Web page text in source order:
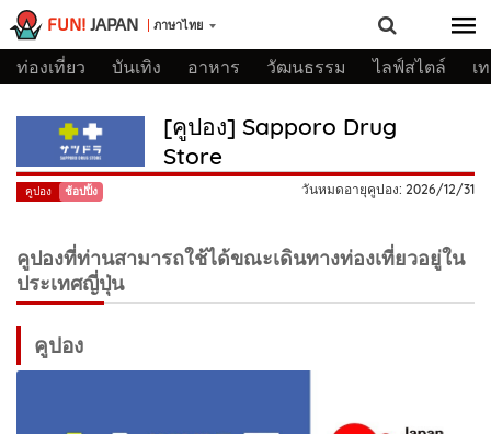
FUN! JAPAN ภาษาไทย
ท่องเที่ยว บันเทิง อาหาร วัฒนธรรม ไลฟ์สไตล์ เ
[คูปอง] Sapporo Drug
Store
คูปอง ช้อปปิ้ง วันหมดอายุคูปอง: 2026/12/31
คูปองที่ท่านสามารถใช้ได้ขณะเดินทางท่องเที่ยวอยู่ใน
ประเทศญี่ปุ่น
คูปอง